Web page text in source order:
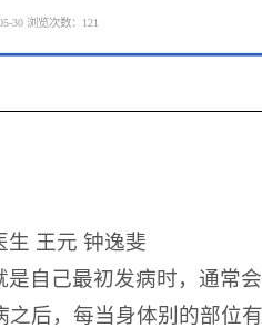
30 浏览次数： 121
生 王元 钟逸斐
自己最初发病时，通常
后，每当身体别的部位